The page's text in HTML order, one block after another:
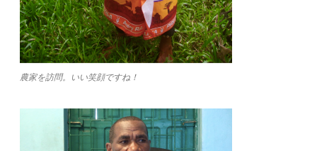
農家を訪問。いい笑顔ですね！